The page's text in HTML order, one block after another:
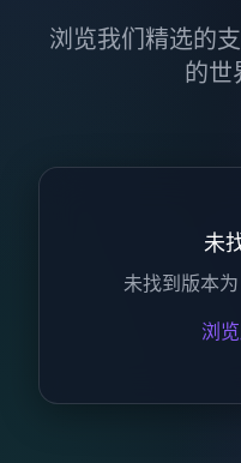
浏览我们精选的
的世
未
未找到版本
浏